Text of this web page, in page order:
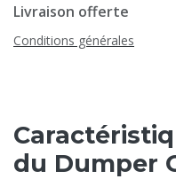
Livraison offerte
Conditions générales
du Dumper